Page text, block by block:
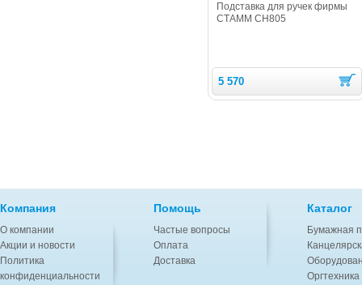
Подставка для ручек фирмы
СТАММ СН805
5 570
Компания
О компании
Акции и новости
Политика
конфиденциальности
Помощь
Частые вопросы
Оплата
Доставка
Каталог
Бумажная